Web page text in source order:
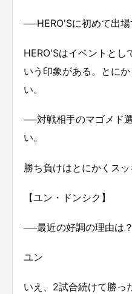
──HERO'Sに初めて出場
HERO'Sはイベントとし
いう印象がある。とに
い。
──対戦相手のマゴメド
い。
勝ち負けはとにかくス
【ユン・ドンシク】
──最近の好調の理由は？
ユン
いえ、2試合続けて勝っ